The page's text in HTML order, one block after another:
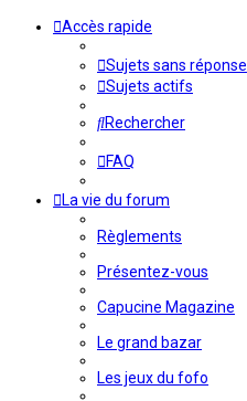
Accès rapide
Sujets sans réponse
Sujets actifs
Rechercher
FAQ
La vie du forum
Règlements
Présentez-vous
Capucine Magazine
Le grand bazar
Les jeux du fofo